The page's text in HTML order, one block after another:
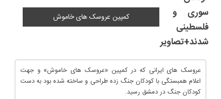
کمپین عروسک های خاموش
سوری و
فلسطینی
شدند+تصاویر
عروسک های ایرانی که در کمپین «عروسک های خاموش» و جهت
اعلام همبستگی با کودکان جنگ زده طراحی و ساخته شده بود به دست
کودکان جنگ در دمشق رسید.